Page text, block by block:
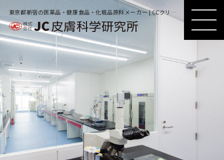
東京都新宿の医薬品・健康食品・化粧品原料メーカー | CCクリームベース